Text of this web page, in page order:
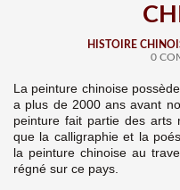
HISTOIRE
0
La peinture chinoise
a plus de 2000 ans avant
peinture fait partie des arts
que la calligraphie et la
la peinture chinoise au
régné sur ce pays.